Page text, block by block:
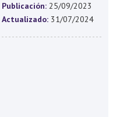
Publicación: 25/09/2023
Actualizado: 31/07/2024